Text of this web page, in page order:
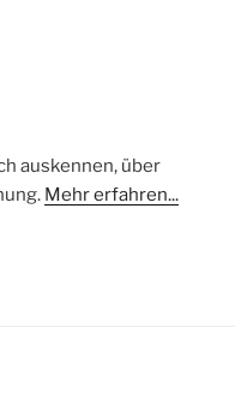
auskennen, über
Mehr erfahren...